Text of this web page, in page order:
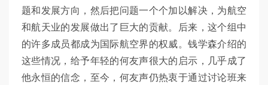
题和发展方向，然后把问题一个个加以解决，为航空
和航天业的发展做出了巨大的贡献。后来，这个组中
的许多成员都成为国际航空界的权威。钱学森介绍的
这些情况，给予年轻的何友声很大的启示，几乎成了
他永恒的信念，至今，何友声仍热衷于通过讨论班来